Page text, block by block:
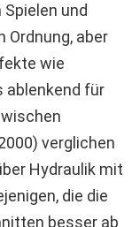
und
Ordnung, aber
wie
ablenkend für
verglichen
Hydraulik mit
die die
besser ab